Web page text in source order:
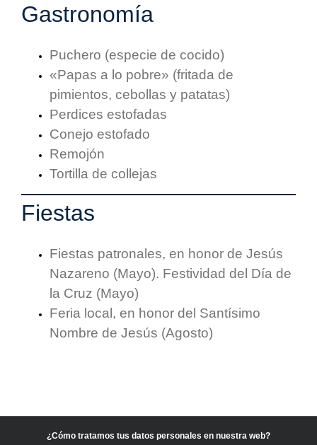
Gastronomía
Puchero (especie de cocido)
«Papas a lo pobre» (fritada de
pimientos, cebollas y patatas)
Perdices estofadas
Conejo estofado
Remojón
Tortilla de collejas
Fiestas
Fiestas patronales, en honor de Jesús
Nazareno (Mayo). Festividad del Día de
la Cruz (Mayo)
Feria local, en honor del Santísimo
Nombre de Jesús (Agosto)
¿Cómo tratamos tus datos personales en nuestra web?